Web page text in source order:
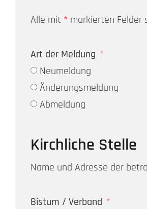
Beschwerde
Kontakt
Alle mit * markierten Felder
Art der Meldung
Neumeldung
Änderungsmeldung
Abmeldung
Kirchliche Stelle
Name und Adresse der
Bistum / Verband